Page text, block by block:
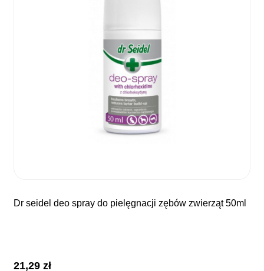
dr seidel deo spray do pielęgnacji zębów zwierząt 50ml
21,29zł